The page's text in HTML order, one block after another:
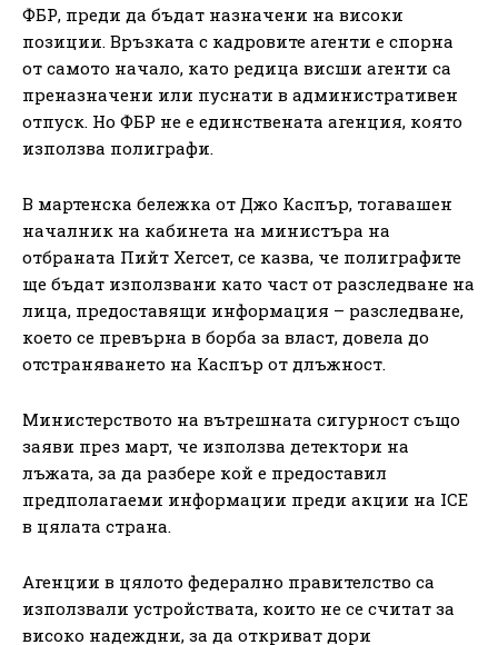
ФБР, преди да бъдат назначени на високи
позиции. Връзката с кадровите агенти е спорна
от самото начало, като редица висши агенти са
преназначени или пуснати в административен
отпуск. Но ФБР не е единствената агенция, която
използва полиграфи.
В мартенска бележка от Джо Каспър, тогавашен
началник на кабинета на министъра на
отбраната Пийт Хегсет, се казва, че полиграфите
ще бъдат използвани като част от разследване на
лица, предоставящи информация – разследване,
което се превърна в борба за власт, довела до
отстраняването на Каспър от длъжност.
Министерството на вътрешната сигурност също
заяви през март, че използва детектори на
лъжата, за да разбере кой е предоставил
предполагаеми информации преди акции на ICE
в цялата страна.
Агенции в цялото федерално правителство са
използвали устройствата, които не се считат за
високо надеждни, за да откриват дори